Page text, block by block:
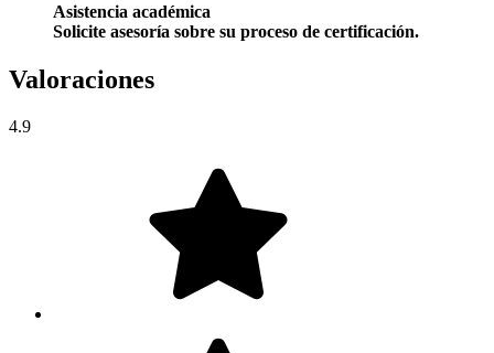
Asistencia académica
Solicite asesoría sobre su proceso de certificación.
Valoraciones
4.9